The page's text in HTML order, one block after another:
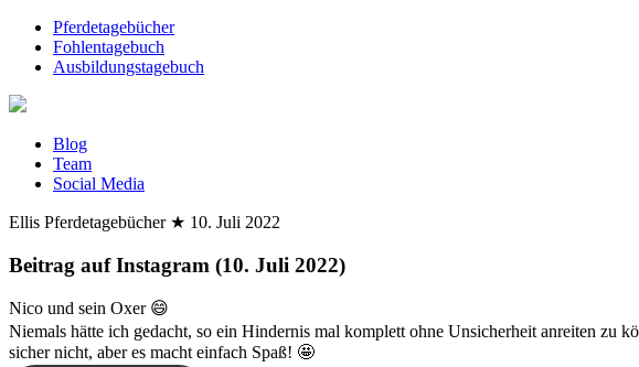
Pferdetagebücher
Fohlentagebuch
Ausbildungstagebuch
Blog
Team
Social Media
Ellis Pferdetagebücher ★ 10. Juli 2022
Beitrag auf Instagram (10. Juli 2022)
Nico und sein Oxer 😄
Niemals hätte ich gedacht, so ein Hindernis mal komplett ohne Unsicherheit anreiten zu
sicher nicht, aber es macht einfach Spaß! 🤩